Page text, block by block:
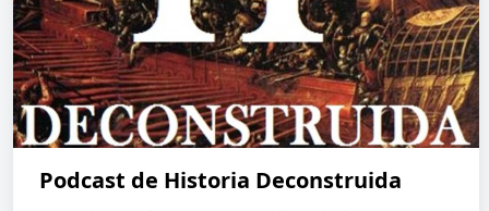
Podcast de Historia Deconstruida